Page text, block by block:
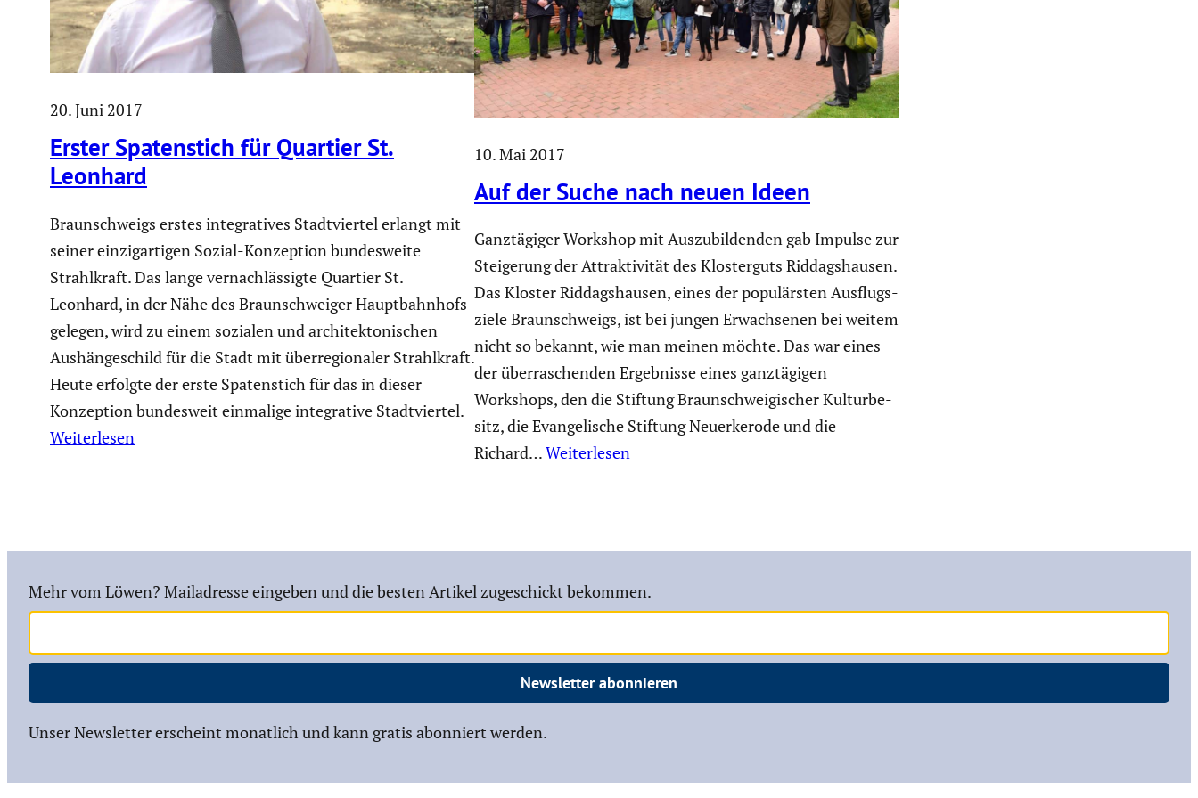
20. Juni 2017
Erster Spaten­stich für Quartier St.
Leonhard
Braun­schweigs erstes integra­tives Stadt­viertel erlangt mit
seiner einzig­ar­tigen Sozial-Konzep­tion bundes­weite
Strahl­kraft. Das lange vernach­läs­sigte Quartier St.
Leonhard, in der Nähe des Braun­schweiger Haupt­bahn­hofs
gelegen, wird zu einem sozialen und archi­tek­to­ni­schen
Aushän­ge­schild für die Stadt mit überre­gio­naler Strahl­kraft.
Heute erfolgte der erste Spaten­stich für das in dieser
Konzep­tion bundes­weit einmalige integra­tive Stadt­viertel.
Weiterlesen
10. Mai 2017
Auf der Suche nach neuen Ideen
Ganztä­giger Workshop mit Auszu­bil­denden gab Impulse zur
Steige­rung der Attrak­ti­vität des Kloster­guts Riddags­hausen.
Das Kloster Riddags­hausen, eines der populärsten Ausflugs­
ziele Braun­schweigs, ist bei jungen Erwach­senen bei weitem
nicht so bekannt, wie man meinen möchte. Das war eines
der überra­schenden Ergeb­nisse eines ganztä­gigen
Workshops, den die Stiftung Braun­schwei­gi­scher Kultur­be­
sitz, die Evange­li­sche Stiftung Neuerke­rode und die
Richard…Weiterlesen
Mehr vom Löwen? Mailadresse eingeben und die besten Artikel zugeschickt bekommen.
Newsletter abonnieren
Unser Newsletter erscheint monatlich und kann gratis abonniert werden.